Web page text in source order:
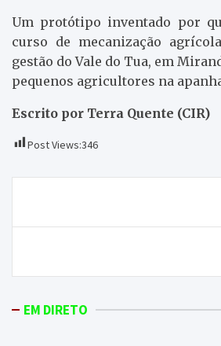
Um protótipo inventado por
curso de mecanização
gestão do Vale do Tua, em
pequenos agricultores na
Escrito por Terra Quente (CIR)
Post Views:346
EM DIRETO